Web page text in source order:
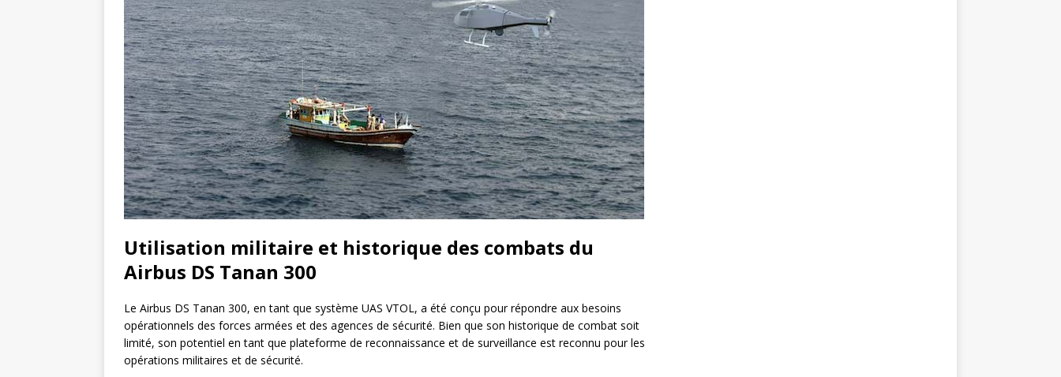
Utilisation militaire et historique des combats du
Airbus DS Tanan 300
Le Airbus DS Tanan 300, en tant que système UAS VTOL, a été conçu pour répondre aux besoins
opérationnels des forces armées et des agences de sécurité. Bien que son historique de combat soit
limité, son potentiel en tant que plateforme de reconnaissance et de surveillance est reconnu pour les
opérations militaires et de sécurité.